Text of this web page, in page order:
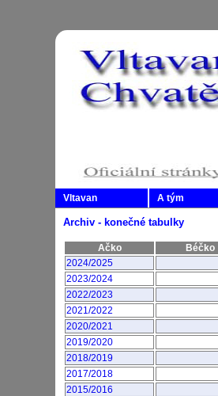
Vltavan A tým
Archiv - konečné tabulky
Ačko Béčko
2024/2025
2023/2024
2022/2023
2021/2022
2020/2021
2019/2020
2018/2019
2017/2018
2015/2016